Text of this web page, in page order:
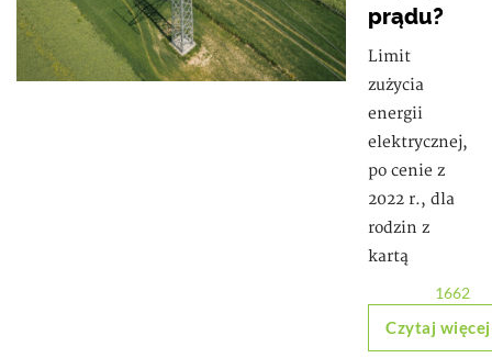
prądu?
Limit
zużycia
energii
elektrycznej,
po cenie z
2022 r., dla
rodzin z
kartą
1662
Czytaj więcej